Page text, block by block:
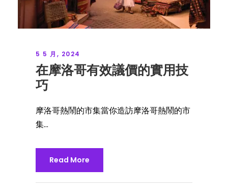
5 5 月, 2024
在摩洛哥有效議價的實用技
巧
摩洛哥熱鬧的市集當你造訪摩洛哥熱鬧的市
集...
Read More